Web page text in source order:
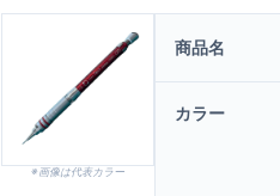
zebra tect 2wayの組立方法を
※画像は代表カラー
商品名
カラー